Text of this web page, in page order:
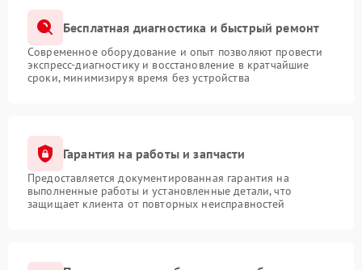
Бесплатная диагностика и быстрый ремонт
Современное оборудование и опыт позволяют провести
экспресс-диагностику и восстановление в кратчайшие
сроки, минимизируя время без устройства
Гарантия на работы и запчасти
Предоставляется документированная гарантия на
выполненные работы и установленные детали, что
защищает клиента от повторных неисправностей